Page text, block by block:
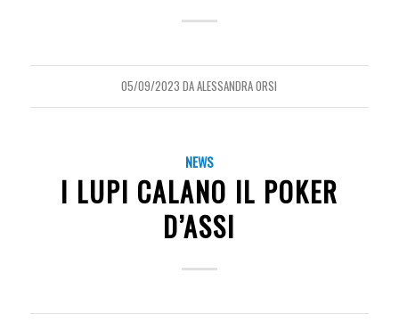
05/09/2023 DAALESSANDRA ORSI
NEWS
I LUPI CALANO IL POKER
D’ASSI